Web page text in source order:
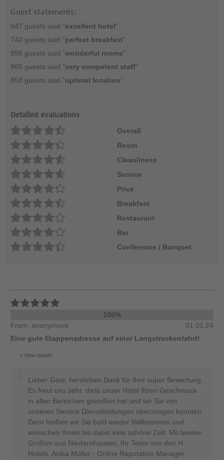
Guest statements:
947 guests said "excellent hotel"
740 guests said "perfect breakfast"
898 guests said "wonderful rooms"
965 guests said "very competent staff"
858 guests said "optimal location"
Detailed evaluations
Overall
Room
Cleanliness
Service
Price
Breakfast
Restaurant
Bar
Conference / Banquet
100%
From: anonymous
01.01.24
Eine gute Etappenadresse auf einer Langstreckenfahrt!
View details
Lieber Gast, herzlichen Dank für Ihre super Bewertung.
Es freut uns sehr, dass unser Hotel Ihren Geschmack
in allen Bereichen getroffen hat und wir Sie von
unseren Service Dienstleistungen überzeugen konnten.
Gern heißen wir Sie bald wieder Willkommen und
wünschen Ihnen bis dahin eine schöne Zeit. Mit besten
Grüßen aus Niedernhausen, Ihr Team von den H-
Hotels, Anika Müller - Online Reputation Manager